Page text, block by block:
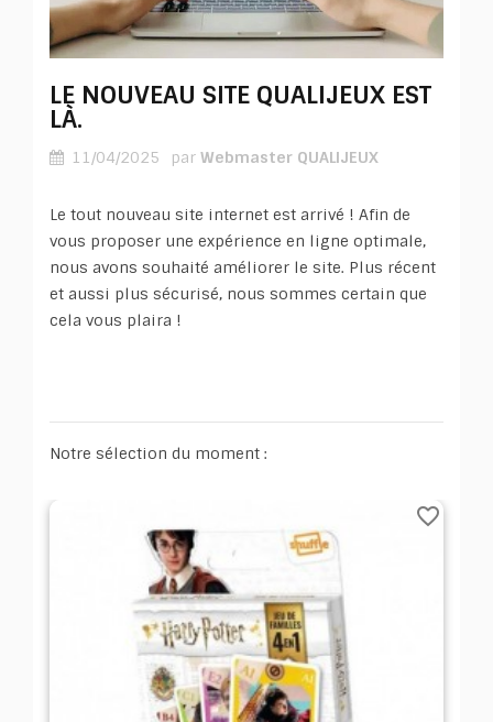
LE NOUVEAU SITE QUALIJEUX EST
LÀ.
11/04/2025 par Webmaster QUALIJEUX
Le tout nouveau site internet est arrivé ! Afin de
vous proposer une expérience en ligne optimale,
nous avons souhaité améliorer le site. Plus récent
et aussi plus sécurisé, nous sommes certain que
cela vous plaira !
Notre sélection du moment :
favorite_border